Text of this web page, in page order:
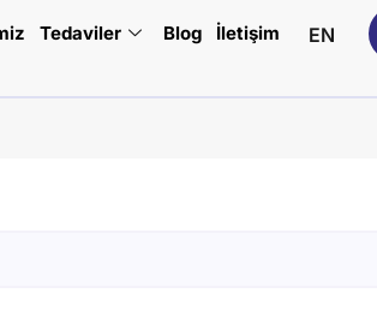
Tedaviler Blog İletişim EN